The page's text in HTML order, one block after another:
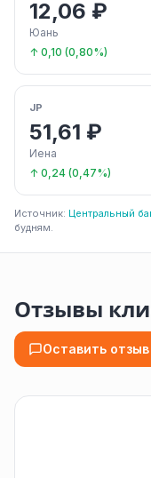
12,06 ₽
Юань
↑ 0,10 (0,80%)
JP
51,61 ₽
Иена
↑ 0,24 (0,47%)
Источник: Центральный
будням.
Отзывы
Оставить отзыв